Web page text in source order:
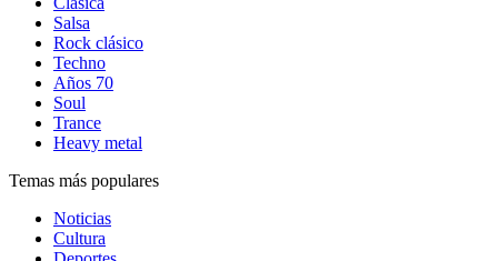
Salsa
Rock clásico
Techno
Años 70
Soul
Trance
Heavy metal
Temas más populares
Noticias
Cultura